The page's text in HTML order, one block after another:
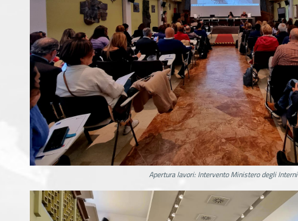
Apertura lavori: Intervento Ministero degli Interni